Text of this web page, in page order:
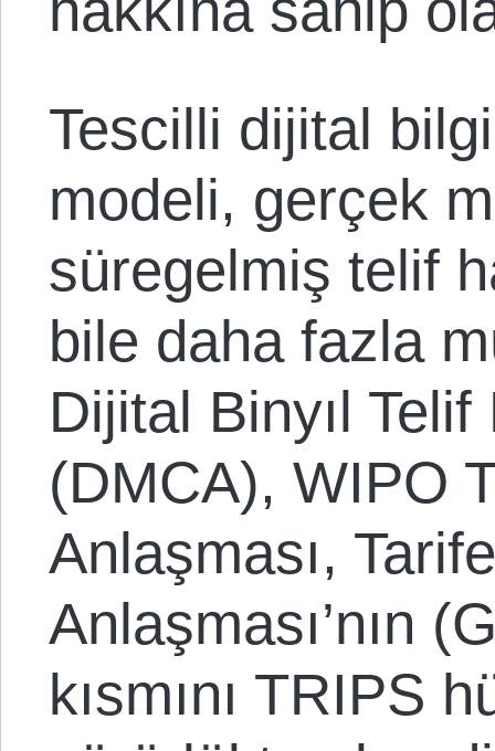
Tescilli dijital
modeli, gerçek
süregelmiş telif
bile daha fazla
Dijital Binyıl Telif
(DMCA), WIPO
Anlaşması,
Anlaşması’nın
kısmını TRIPS